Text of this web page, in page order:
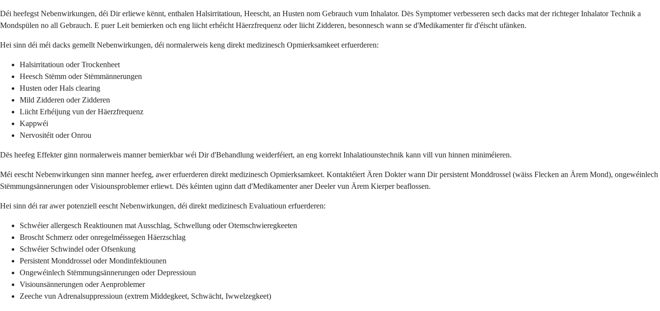
Déi heefegst Nebenwirkungen, déi Dir erliewe kënnt, enthalen Halsirritatioun, Heescht, an Husten nom Gebrauch vum Inhalator. Dës Symptomer verbesseren sech dacks mat der richteger Inhalator Technik a
Mondspülen no all Gebrauch. E puer Leit bemierken och eng liicht erhéicht Häerzfrequenz oder liicht Zidderen, besonnesch wann se d'Medikamenter fir d'éischt ufänken.
Hei sinn déi méi dacks gemellt Nebenwirkungen, déi normalerweis keng direkt medizinesch Opmierksamkeet erfuerderen:
Halsirritatioun oder Trockenheet
Heesch Stëmm oder Stëmmännerungen
Husten oder Hals clearing
Mild Zidderen oder Zidderen
Liicht Erhéijung vun der Häerzfrequenz
Kappwéi
Nervositéit oder Onrou
Dës heefeg Effekter ginn normalerweis manner bemierkbar wéi Dir d'Behandlung weiderféiert, an eng korrekt Inhalatiounstechnik kann vill vun hinnen miniméieren.
Méi eescht Nebenwirkungen sinn manner heefeg, awer erfuerderen direkt medizinesch Opmierksamkeet. Kontaktéiert Ären Dokter wann Dir persistent Monddrossel (wäiss Flecken an Ärem Mond), ongewéinlech
Stëmmungsännerungen oder Visiounsproblemer erliewt. Dës kéinten uginn datt d'Medikamenter aner Deeler vun Ärem Kierper beaflossen.
Hei sinn déi rar awer potenziell eescht Nebenwirkungen, déi direkt medizinesch Evaluatioun erfuerderen:
Schwéier allergesch Reaktiounen mat Ausschlag, Schwellung oder Otemschwieregkeeten
Broscht Schmerz oder onregelméissegen Häerzschlag
Schwéier Schwindel oder Ofsenkung
Persistent Monddrossel oder Mondinfektiounen
Ongewéinlech Stëmmungsännerungen oder Depressioun
Visiounsännerungen oder Aenproblemer
Zeeche vun Adrenalsuppressioun (extrem Middegkeet, Schwächt, Iwwelzegkeet)